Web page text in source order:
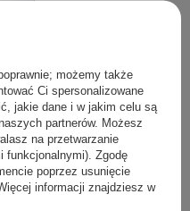
Tonik Dla
- 150ml
zł
możemy także
Ci spersonalizowane
jakie dane i w jakim celu są
partnerów. Możesz
na przetwarzanie
funkcjonalnymi). Zgodę
poprzez usunięcie
informacji znajdziesz w